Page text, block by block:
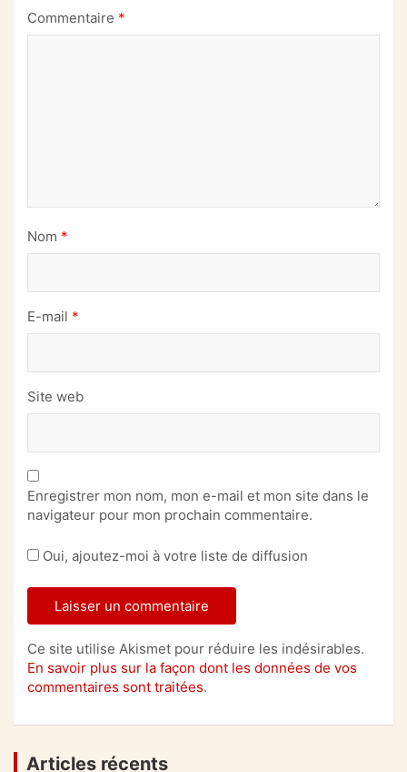
Commentaire *
Nom *
E-mail *
Site web
Enregistrer mon nom, mon e-mail et mon site dans le
navigateur pour mon prochain commentaire.
Oui, ajoutez-moi à votre liste de diffusion
Ce site utilise Akismet pour réduire les indésirables.
En savoir plus sur la façon dont les données de vos
commentaires sont traitées.
Articles récents